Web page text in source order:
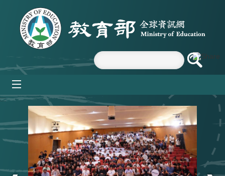
跳到主要內容區塊
:::